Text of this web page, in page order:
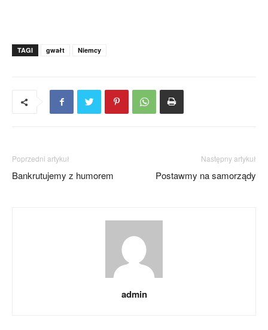
TAGI gwałt Niemcy
Poprzedni artykuł
Bankrutujemy z humorem
Następny artykuł
Postawmy na samorządy
admin